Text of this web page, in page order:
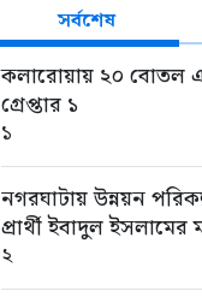
সর্বশেষ
কলারোয়ায় ২০ বোতল
গ্রেপ্তার ১
১
নগরঘাটায় উন্নয়ন
প্রার্থী ইবাদুল
২